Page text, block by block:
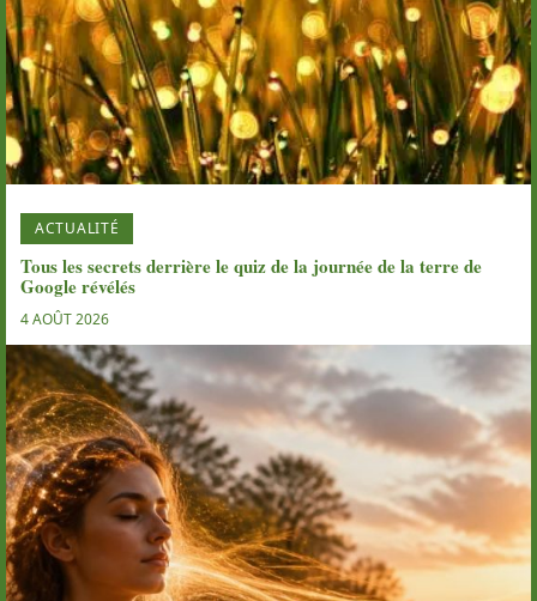
ACTUALITÉ
Tous les secrets derrière le quiz de la journée de la terre de
Google révélés
4 AOÛT 2026